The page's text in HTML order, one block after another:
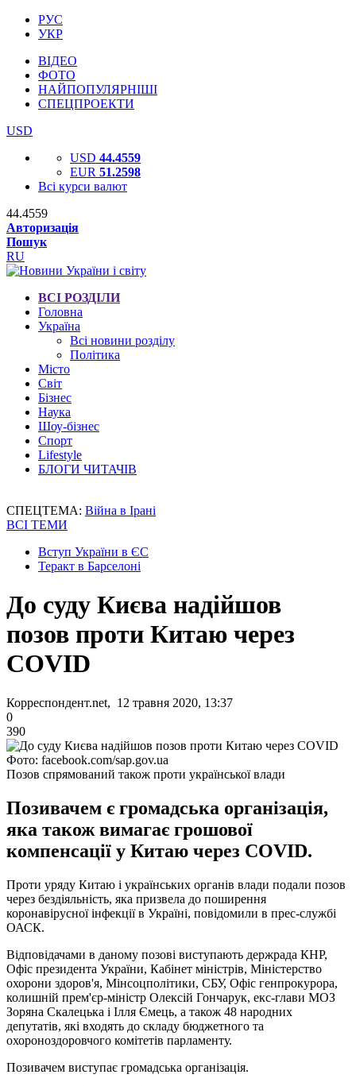
РУС
УКР
ВІДЕО
ФОТО
НАЙПОПУЛЯРНІШІ
СПЕЦПРОЕКТИ
USD
USD 44.4559
EUR 51.2598
Всі курси валют
44.4559
Авторизація
Пошук
RU
ВСІ РОЗДІЛИ
Головна
Україна
Всі новини розділу
Політика
Місто
Світ
Бізнес
Наука
Шоу-бізнес
Спорт
Lifestyle
БЛОГИ ЧИТАЧІВ
СПЕЦТЕМА: Війна в Ірані
ВСІ ТЕМИ
Вступ України в ЄС
Теракт в Барселоні
До суду Києва надійшов
позов проти Китаю через
COVID
Корреспондент.net, 12 травня 2020, 13:37
0
390
Фото: facebook.com/sap.gov.ua
Позов спрямований також проти української влади
Позивачем є громадська організація,
яка також вимагає грошової
компенсації у Китаю через COVID.
Проти уряду Китаю і українських органів влади подали позов
через бездіяльність, яка призвела до поширення
коронавірусної інфекції в Україні, повідомили в прес-службі
ОАСК.
Відповідачами в даному позові виступають держрада КНР,
Офіс президента України, Кабінет міністрів, Міністерство
охорони здоров'я, Мінсоцполітики, СБУ, Офіс генпрокурора,
колишній прем'єр-міністр Олексій Гончарук, екс-глави МОЗ
Зоряна Скалецька і Ілля Ємець, а також 48 народних
депутатів, які входять до складу бюджетного та
охороноздоровчого комітетів парламенту.
Позивачем виступає громадська організація.